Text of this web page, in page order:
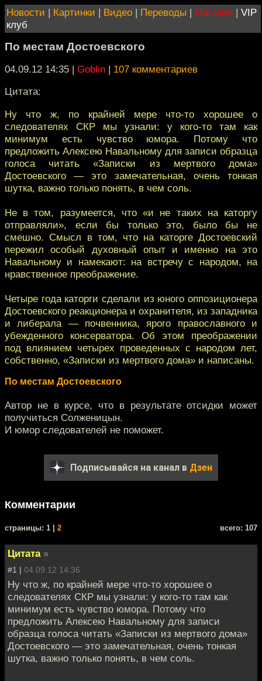
Новости | Картинки | Видео | Переводы | Магазин | VIP
клуб
По местам Достоевского
04.09.12 14:35 | Goblin | 107 комментариев
Цитата:
Ну что ж, по крайней мере что-то хорошее о
следователях СКР мы узнали: у кого-то там как
минимум есть чувство юмора. Потому что
предложить Алексею Навальному для записи образца
голоса читать «Записки из мертвого дома»
Достоевского — это замечательная, очень тонкая
шутка, важно только понять, в чем соль.
Не в том, разумеется, что «и не таких на каторгу
отправляли», если бы только это, было бы не
смешно. Смысл в том, что на каторге Достоевский
пережил особый духовный опыт и именно на это
Навальному и намекают: на встречу с народом, на
нравственное преображение.
Четыре года каторги сделали из юного оппозиционера
Достоевского реакционера и охранителя, из западника
и либерала — почвенника, ярого православного и
убежденного консерватора. Об этом преображении
под влиянием четырех проведенных с народом лет,
собственно, «Записки из мертвого дома» и написаны.
По местам Достоевского
Автор не в курсе, что в результате отсидки может
получиться Солженицын.
И юмор следователей не поможет.
Подписывайся на канал в Дзен
Комментарии
cтраницы: 1 | 2 всего: 107
Цитата »
#1 | 04.09.12 14:36
Ну что ж, по крайней мере что-то хорошее о
следователях СКР мы узнали: у кого-то там как
минимум есть чувство юмора. Потому что
предложить Алексею Навальному для записи
образца голоса читать «Записки из мертвого дома»
Достоевского — это замечательная, очень тонкая
шутка, важно только понять, в чем соль.